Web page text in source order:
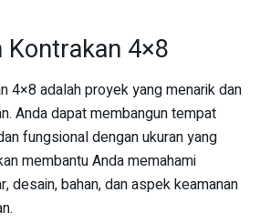
4×8
4×8 adalah proyek yang menarik dan
Anda dapat membangun tempat
fungsional dengan ukuran yang
membantu Anda memahami
desain, bahan, dan aspek keamanan